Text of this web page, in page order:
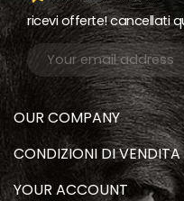
ricevi offerte! cancellati
OUR COMPANY
CONDIZIONI DI VENDITA
YOUR ACCOUNT